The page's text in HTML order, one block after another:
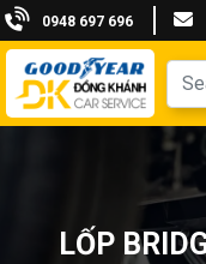
0948 697 696
LỐP